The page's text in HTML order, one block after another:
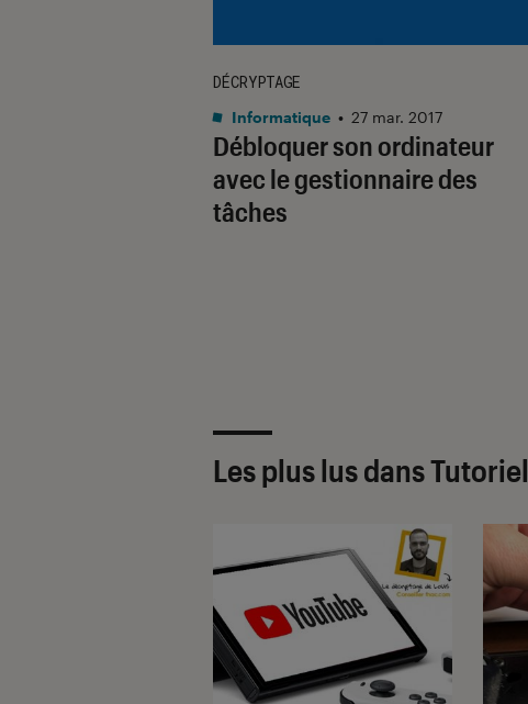
Débloquer son ordinateur
avec le gestionnaire des
tâches
DÉCRYPTAGE
Informatique • 27 mar. 2017
Les plus lus dans Tutoriel